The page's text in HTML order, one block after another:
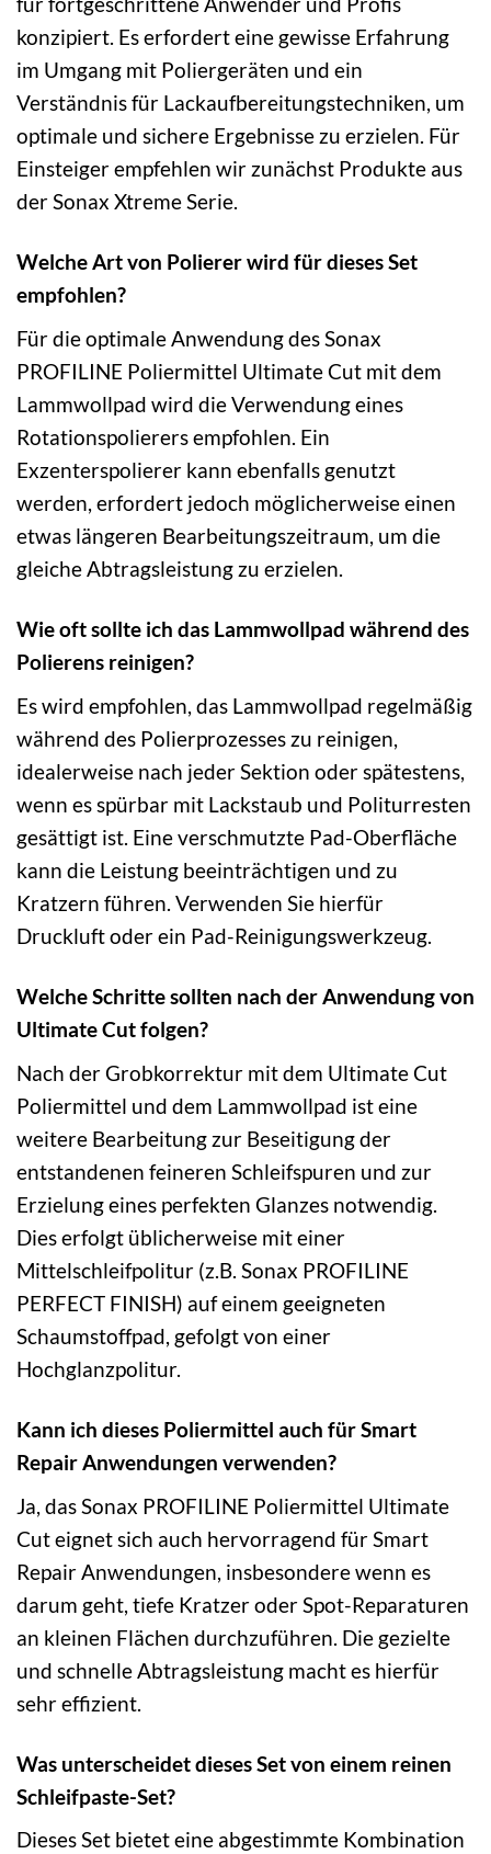
konzipiert. Es erfordert eine gewisse Erfahrung
im Umgang mit Poliergeräten und ein
Verständnis für Lackaufbereitungstechniken, um
optimale und sichere Ergebnisse zu erzielen. Für
Einsteiger empfehlen wir zunächst Produkte aus
der Sonax Xtreme Serie.
Welche Art von Polierer wird für dieses Set
empfohlen?
Für die optimale Anwendung des Sonax
PROFILINE Poliermittel Ultimate Cut mit dem
Lammwollpad wird die Verwendung eines
Rotationspolierers empfohlen. Ein
Exzenterspolierer kann ebenfalls genutzt
werden, erfordert jedoch möglicherweise einen
etwas längeren Bearbeitungszeitraum, um die
gleiche Abtragsleistung zu erzielen.
Wie oft sollte ich das Lammwollpad während des
Polierens reinigen?
Es wird empfohlen, das Lammwollpad regelmäßig
während des Polierprozesses zu reinigen,
idealerweise nach jeder Sektion oder spätestens,
wenn es spürbar mit Lackstaub und Politurresten
gesättigt ist. Eine verschmutzte Pad-Oberfläche
kann die Leistung beeinträchtigen und zu
Kratzern führen. Verwenden Sie hierfür
Druckluft oder ein Pad-Reinigungswerkzeug.
Welche Schritte sollten nach der Anwendung von
Ultimate Cut folgen?
Nach der Grobkorrektur mit dem Ultimate Cut
Poliermittel und dem Lammwollpad ist eine
weitere Bearbeitung zur Beseitigung der
entstandenen feineren Schleifspuren und zur
Erzielung eines perfekten Glanzes notwendig.
Dies erfolgt üblicherweise mit einer
Mittelschleifpolitur (z.B. Sonax PROFILINE
PERFECT FINISH) auf einem geeigneten
Schaumstoffpad, gefolgt von einer
Hochglanzpolitur.
Kann ich dieses Poliermittel auch für Smart
Repair Anwendungen verwenden?
Ja, das Sonax PROFILINE Poliermittel Ultimate
Cut eignet sich auch hervorragend für Smart
Repair Anwendungen, insbesondere wenn es
darum geht, tiefe Kratzer oder Spot-Reparaturen
an kleinen Flächen durchzuführen. Die gezielte
und schnelle Abtragsleistung macht es hierfür
sehr effizient.
Was unterscheidet dieses Set von einem reinen
Schleifpaste-Set?
Dieses Set bietet eine abgestimmte Kombination